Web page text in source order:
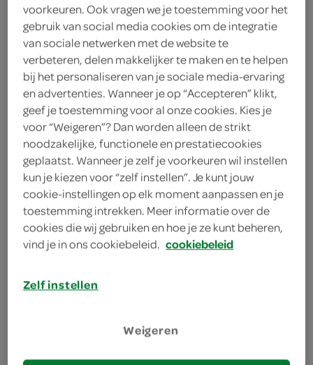
KVK 74585614
boodschappen
bestellen
barbecue
voorkeuren. Ook vragen we je toestemming voor het
gebruik van social media cookies om de integratie
van sociale netwerken met de website te
verbeteren, delen makkelijker te maken en te helpen
bij het personaliseren van je sociale media-ervaring
en advertenties. Wanneer je op “Accepteren” klikt,
geef je toestemming voor al onze cookies. Kies je
voor “Weigeren”? Dan worden alleen de strikt
noodzakelijke, functionele en prestatiecookies
geplaatst. Wanneer je zelf je voorkeuren wil instellen
kun je kiezen voor “zelf instellen”. Je kunt jouw
cookie-instellingen op elk moment aanpassen en je
toestemming intrekken. Meer informatie over de
cookies die wij gebruiken en hoe je ze kunt beheren,
vind je in ons cookiebeleid. cookiebeleid
Zelf instellen
Weigeren